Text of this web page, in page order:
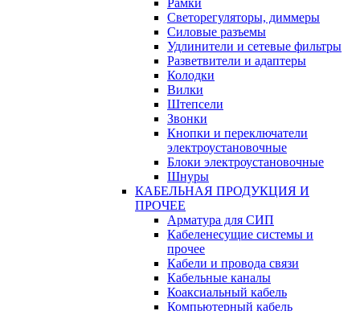
Рамки
Светорегуляторы, диммеры
Силовые разъемы
Удлинители и сетевые фильтры
Разветвители и адаптеры
Колодки
Вилки
Штепсели
Звонки
Кнопки и переключатели
электроустановочные
Блоки электроустановочные
Шнуры
КАБЕЛЬНАЯ ПРОДУКЦИЯ И
ПРОЧЕЕ
Арматура для СИП
Кабеленесущие системы и
прочее
Кабели и провода связи
Кабельные каналы
Коаксиальный кабель
Компьютерный кабель